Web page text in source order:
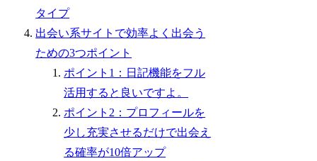
タイプ
出会い系サイトで効率よく出会う
ための3つポイント
ポイント1：日記機能をフル
活用すると良いですよ。
ポイント2：プロフィールを
少し充実させるだけで出会え
る確率が10倍アップ